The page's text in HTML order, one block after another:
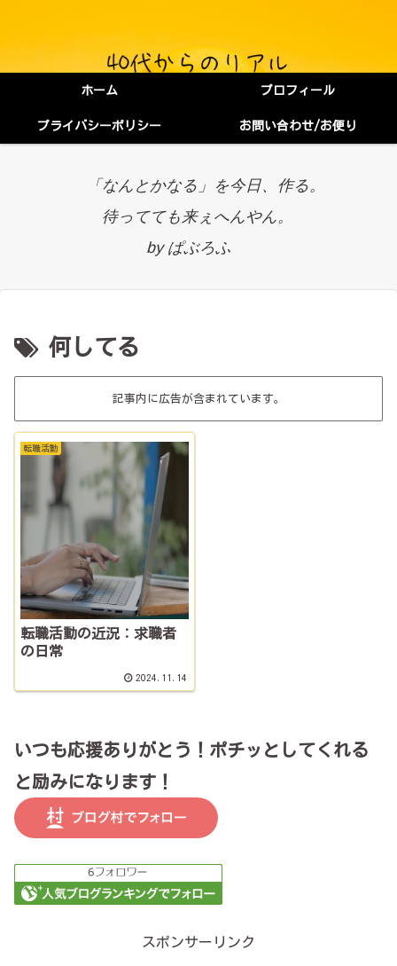
ホーム プロフィール
プライバシーポリシー お問い合わせ/お便り
「なんとかなる」を今日、作る。
待ってても来ぇへんやん。
by ぱぶろふ
何してる
記事内に広告が含まれています。
転職活動
転職活動の近況：求職者
の日常
2024.11.14
いつも応援ありがとう！ポチッとしてくれる
と励みになります！
スポンサーリンク